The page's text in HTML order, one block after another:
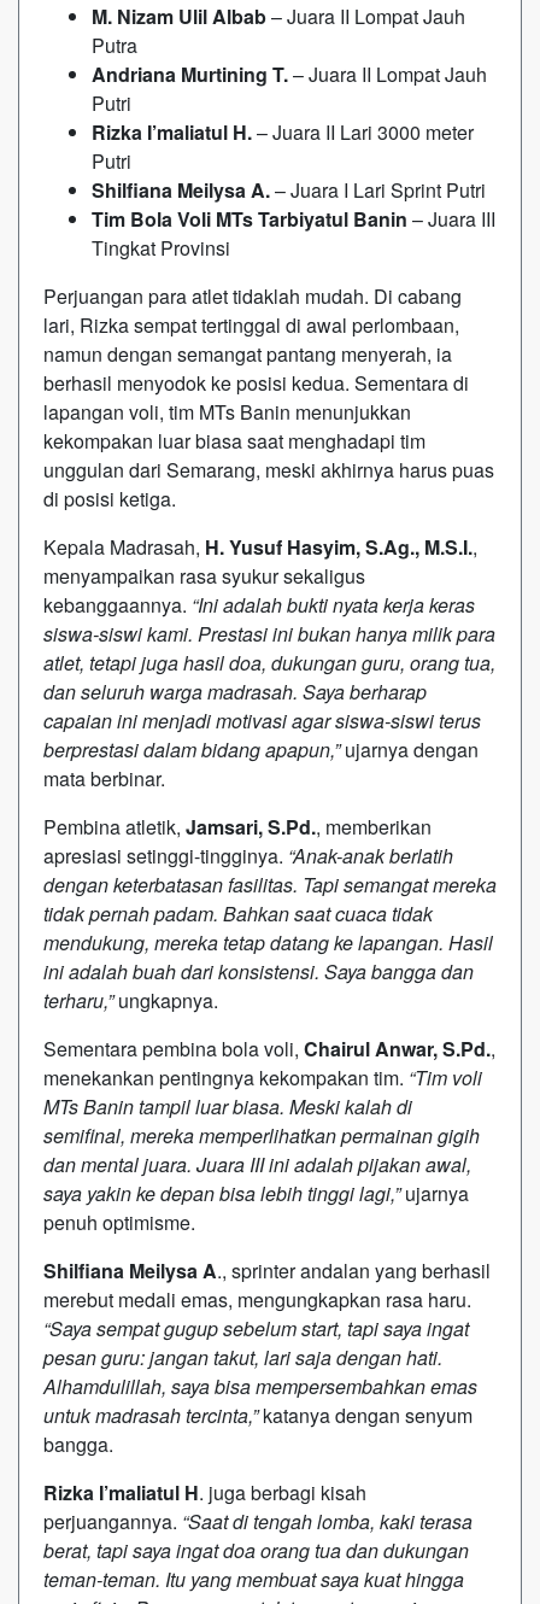
M. Nizam Ulil Albab– Juara II Lompat Jauh
Putra
Andriana Murtining T.– Juara II Lompat Jauh
Putri
Rizka I’maliatul H.– Juara II Lari 3000 meter
Putri
Shilfiana Meilysa A.– Juara I Lari Sprint Putri
Tim Bola Voli MTs Tarbiyatul Banin – Juara III
Tingkat Provinsi
Perjuangan para atlet tidaklah mudah. Di cabang
lari, Rizka sempat tertinggal di awal perlombaan,
namun dengan semangat pantang menyerah, ia
berhasil menyodok ke posisi kedua. Sementara di
lapangan voli, tim MTs Banin menunjukkan
kekompakan luar biasa saat menghadapi tim
unggulan dari Semarang, meski akhirnya harus puas
di posisi ketiga.
Kepala Madrasah, H. Yusuf Hasyim, S.Ag., M.S.I.,
menyampaikan rasa syukur sekaligus
kebanggaannya. “Ini adalah bukti nyata kerja keras
siswa-siswi kami. Prestasi ini bukan hanya milik para
atlet, tetapi juga hasil doa, dukungan guru, orang tua,
dan seluruh warga madrasah. Saya berharap
capaian ini menjadi motivasi agar siswa-siswi terus
berprestasi dalam bidang apapun,”ujarnya dengan
mata berbinar.
Pembina atletik, Jamsari, S.Pd., memberikan
apresiasi setinggi-tingginya. “Anak-anak berlatih
dengan keterbatasan fasilitas. Tapi semangat mereka
tidak pernah padam. Bahkan saat cuaca tidak
mendukung, mereka tetap datang ke lapangan. Hasil
ini adalah buah dari konsistensi. Saya bangga dan
terharu,”ungkapnya.
Sementara pembina bola voli, Chairul Anwar, S.Pd.,
menekankan pentingnya kekompakan tim. “Tim voli
MTs Banin tampil luar biasa. Meski kalah di
semifinal, mereka memperlihatkan permainan gigih
dan mental juara. Juara III ini adalah pijakan awal,
saya yakin ke depan bisa lebih tinggi lagi,”ujarnya
penuh optimisme.
Shilfiana Meilysa A., sprinter andalan yang berhasil
merebut medali emas, mengungkapkan rasa haru.
“Saya sempat gugup sebelum start, tapi saya ingat
pesan guru: jangan takut, lari saja dengan hati.
Alhamdulillah, saya bisa mempersembahkan emas
untuk madrasah tercinta,”katanya dengan senyum
bangga.
Rizka I’maliatul H. juga berbagi kisah
perjuangannya. “Saat di tengah lomba, kaki terasa
berat, tapi saya ingat doa orang tua dan dukungan
teman-teman. Itu yang membuat saya kuat hingga